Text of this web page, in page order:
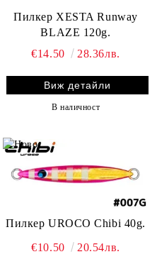
Пилкер XESTA Runway
BLAZE 120g.
€14.50
28.36лв.
Виж детайли
В наличност
Пилкер UROCO Chibi 40g.
€10.50 20.54лв.